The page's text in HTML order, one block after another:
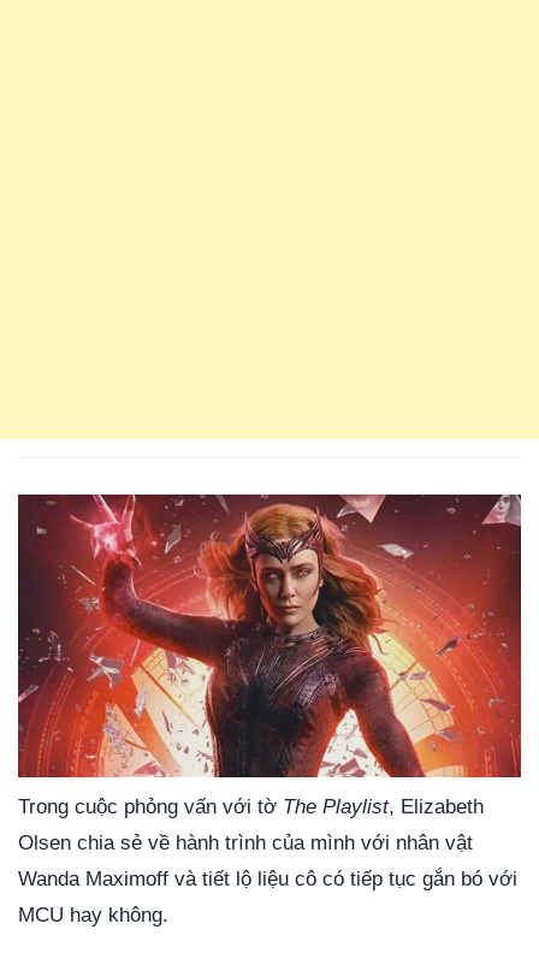
Trong cuộc phỏng vấn với tờ The Playlist, Elizabeth
Olsen chia sẻ về hành trình của mình với nhân vật
Wanda Maximoff và tiết lộ liệu cô có tiếp tục gắn bó với
MCU hay không.